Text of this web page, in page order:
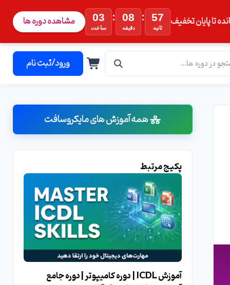
تا پایان تخفیف 03
ساعت
: 08
دقیقه
: 56
ثانیه مشاهده دوره ها
ورود/ثبت نام
همه آموزش های مایکروسافت
پکیج مرتبط
آموزش ICDL | دوره کامیپوتر | دوره جامع